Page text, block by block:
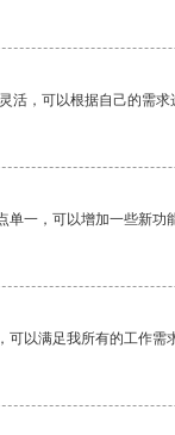
活，可以根据自己的需求
单一，可以增加一些新功
以满足我所有的工作需